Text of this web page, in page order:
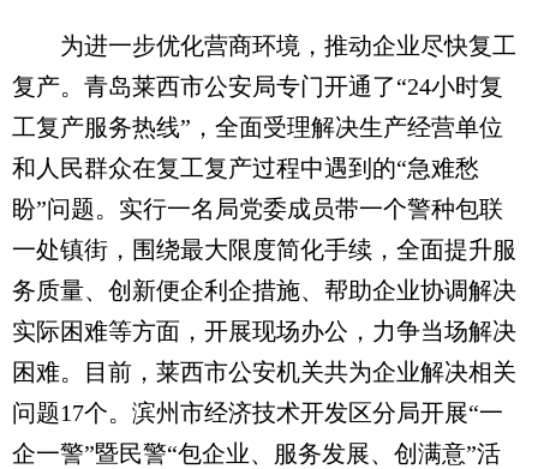
为进一步优化营商环境，推动企业尽快复工
复产。青岛莱西市公安局专门开通了“24小时复
工复产服务热线”，全面受理解决生产经营单位
和人民群众在复工复产过程中遇到的“急难愁
盼”问题。实行一名局党委成员带一个警种包联
一处镇街，围绕最大限度简化手续，全面提升服
务质量、创新便企利企措施、帮助企业协调解决
实际困难等方面，开展现场办公，力争当场解决
困难。目前，莱西市公安机关共为企业解决相关
问题17个。滨州市经济技术开发区分局开展“一
企一警”暨民警“包企业、服务发展、创满意”活